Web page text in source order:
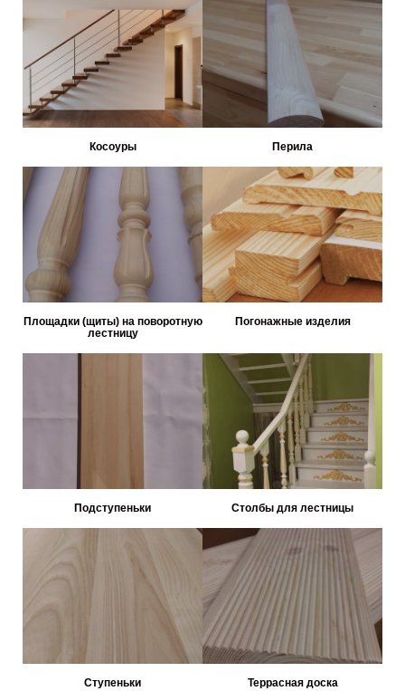
Косоуры Перила
Площадки (щиты) на поворотную
лестницу
Погонажные изделия
Подступеньки Столбы для лестницы
Ступеньки Террасная доска